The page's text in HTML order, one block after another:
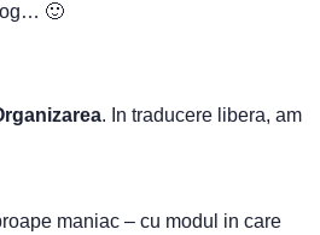
🙂
. In traducere libera, am
maniac – cu modul in care